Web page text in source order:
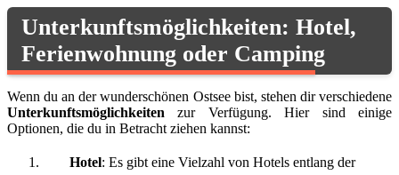
Unterkunftsmöglichkeiten: Hotel,
Ferienwohnung oder Camping
Wenn du an der wunderschönen Ostsee bist, stehen dir verschiedene
Unterkunftsmöglichkeiten zur Verfügung. Hier sind einige
Optionen, die du in Betracht ziehen kannst:
Hotel: Es gibt eine Vielzahl von Hotels entlang der